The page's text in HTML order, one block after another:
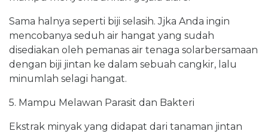
Sama halnya seperti biji selasih. Jjka Anda ingin
mencobanya seduh air hangat yang sudah
disediakan oleh pemanas air tenaga solarbersamaan
dengan biji jintan ke dalam sebuah cangkir, lalu
minumlah selagi hangat.
5. Mampu Melawan Parasit dan Bakteri
Ekstrak minyak yang didapat dari tanaman jintan